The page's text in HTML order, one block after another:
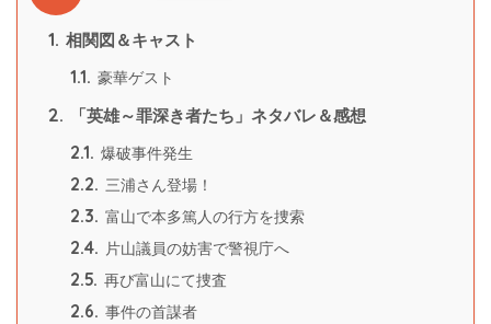
1. 相関図＆キャスト
1.1. 豪華ゲスト
2. 「英雄～罪深き者たち」ネタバレ＆感想
2.1. 爆破事件発生
2.2. 三浦さん登場！
2.3. 富山で本多篤人の行方を捜索
2.4. 片山議員の妨害で警視庁へ
2.5. 再び富山にて捜査
2.6. 事件の首謀者